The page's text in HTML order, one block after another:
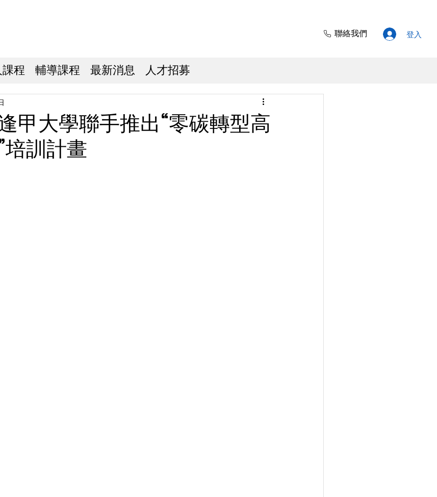
聯絡我們 登入
程 輔導課程 最新消息 人才招募
甲大學聯手推出“零碳轉型高
訓計畫